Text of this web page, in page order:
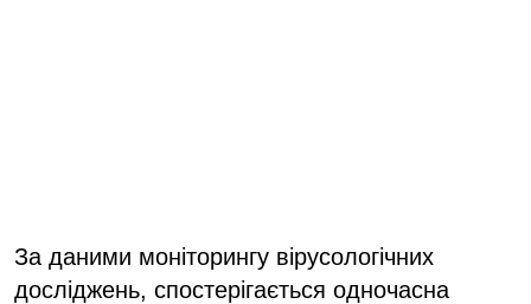
За даними моніторингу вірусологічних
досліджень, спостерігається одночасна